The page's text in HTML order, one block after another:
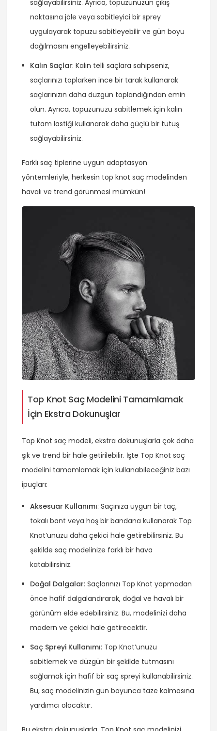
sağlayabilirsiniz. Ayrıca, topuzunuzun çıkış
noktasına jöle veya sabitleyici bir sprey
uygulayarak topuzu sabitleyebilir ve gün boyu
dağılmasını engelleyebilirsiniz.
Kalın Saçlar: Kalın telli saçlara sahipseniz,
saçlarınızı toplarken ince bir tarak kullanarak
saçlarınızın daha düzgün toplandığından emin
olun. Ayrıca, topuzunuzu sabitlemek için kalın
tutam lastiği kullanarak daha güçlü bir tutuş
sağlayabilirsiniz.
Farklı saç tiplerine uygun adaptasyon
yöntemleriyle, herkesin top knot saç modelinden
havalı ve trend görünmesi mümkün!
Top Knot Saç Modelini Tamamlamak
İçin Ekstra Dokunuşlar
Top Knot saç modeli, ekstra dokunuşlarla çok daha
şık ve trend bir hale getirilebilir. İşte Top Knot saç
modelini tamamlamak için kullanabileceğiniz bazı
ipuçları:
Aksesuar Kullanımı: Saçınıza uygun bir taç,
tokalı bant veya hoş bir bandana kullanarak Top
Knot’unuzu daha çekici hale getirebilirsiniz. Bu
şekilde saç modelinize farklı bir hava
katabilirsiniz.
Doğal Dalgalar: Saçlarınızı Top Knot yapmadan
önce hafif dalgalandırarak, doğal ve havalı bir
görünüm elde edebilirsiniz. Bu, modelinizi daha
modern ve çekici hale getirecektir.
Saç Spreyi Kullanımı: Top Knot’unuzu
sabitlemek ve düzgün bir şekilde tutmasını
sağlamak için hafif bir saç spreyi kullanabilirsiniz.
Bu, saç modelinizin gün boyunca taze kalmasına
yardımcı olacaktır.